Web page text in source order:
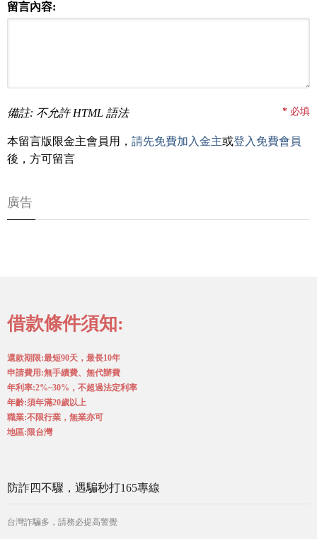
留言內容:
備註: 不允許 HTML 語法 * 必填
本留言版限金主會員用， 請先免費加入金主或登入免費會員
後，方可留言
廣告
借款條件須知:
還款期限:最短90天，最長10年
申請費用:無手續費、無代辦費
年利率:2%~30%，不超過法定利率
年齡:須年滿20歲以上
職業:不限行業，無業亦可
地區:限台灣
防詐四不驟，遇騙秒打165專線
台灣詐騙多，請務必提高警覺